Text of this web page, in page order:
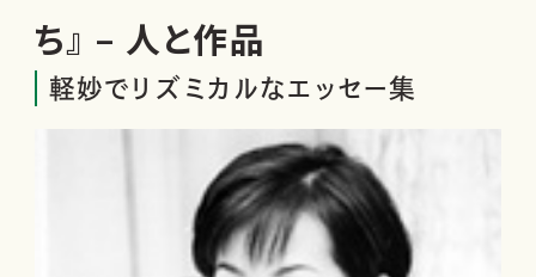
ち』 – 人と作品
軽妙でリズミカルなエッセー集